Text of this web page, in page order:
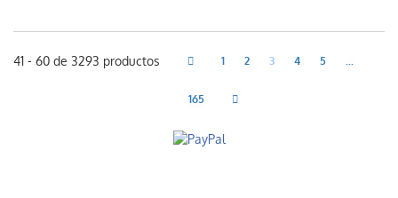
41 - 60 de 3293 productos 1 2 3 4 5 ...
165